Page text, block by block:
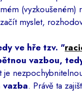
(vyzkoušeném)
myslet,
ve hře tzv. "
vazbou,
. Právě ta